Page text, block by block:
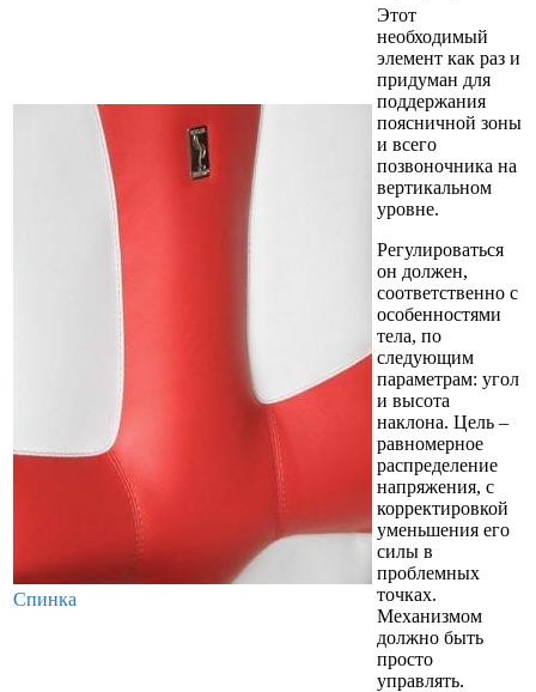
Спинка
Этот
необходимый
элемент как раз и
придуман для
поддержания
поясничной зоны
и всего
позвоночника на
вертикальном
уровне.
Регулироваться
он должен,
соответственно с
особенностями
тела, по
следующим
параметрам: угол
и высота
наклона. Цель –
равномерное
распределение
напряжения, с
корректировкой
уменьшения его
силы в
проблемных
точках.
Механизмом
должно быть
просто
управлять.